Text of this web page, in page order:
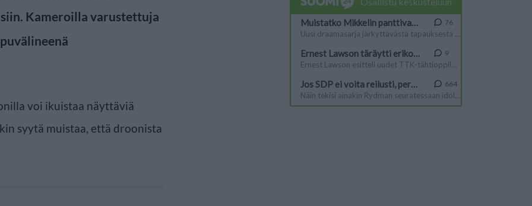
Kameroilla varustettuja
voi ikuistaa näyttäviä
syytä muistaa, että droonista